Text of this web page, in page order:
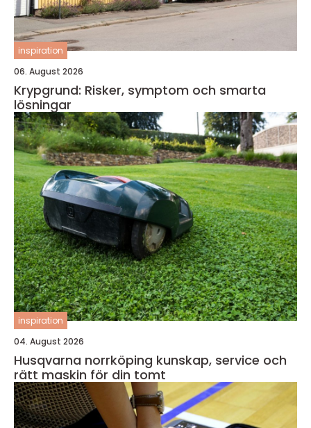
inspiration
06. August 2026
Krypgrund: Risker, symptom och smarta
lösningar
inspiration
04. August 2026
Husqvarna norrköping kunskap, service och
rätt maskin för din tomt